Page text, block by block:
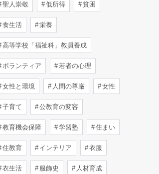
聖人崇敬 低所得 貧困
食生活 栄養
高等学校「福祉科」教員養成
ボランティア 若者の心理
女性と環境 人間の尊厳 女性
子育て 公教育の変容
教育機会保障 学習塾 住まい
住教育 インテリア 衣服
衣生活 服飾史 人材育成